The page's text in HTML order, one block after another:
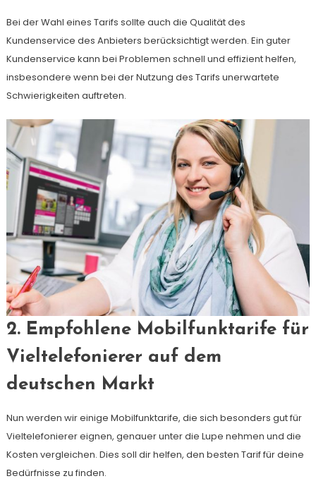
Bei der Wahl eines Tarifs sollte auch die Qualität des
Kundenservice des Anbieters berücksichtigt werden. Ein guter
Kundenservice kann bei Problemen schnell und effizient helfen,
insbesondere wenn bei der Nutzung des Tarifs unerwartete
Schwierigkeiten auftreten.
2. Empfohlene Mobilfunktarife für
Vieltelefonierer auf dem
deutschen Markt
Nun werden wir einige Mobilfunktarife, die sich besonders gut für
Vieltelefonierer eignen, genauer unter die Lupe nehmen und die
Kosten vergleichen. Dies soll dir helfen, den besten Tarif für deine
Bedürfnisse zu finden.